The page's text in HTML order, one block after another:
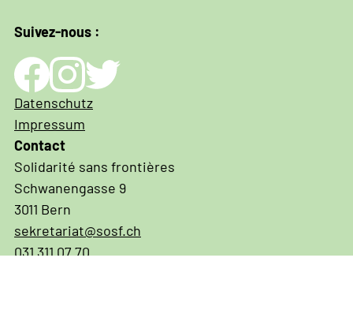
Suivez-nous :
Impressum
und
Datenschutz
Datenschutz
Impressum
Contact
Solidarité sans frontières
Schwanengasse 9
3011 Bern
sekretariat@sosf.ch
031 311 07 70